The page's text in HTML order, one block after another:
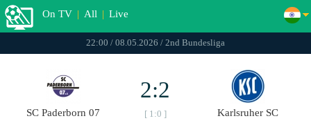
On TV | All | Live
22:00 / 08.05.2026 / 2nd Bundesliga
SC Paderborn 07
2:2
[ 1:0 ] Karlsruher SC